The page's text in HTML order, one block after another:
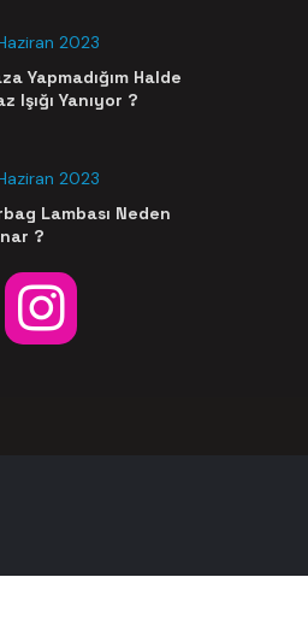
2023
Yapmadığım Halde
Işığı Yanıyor ?
2023
Lambası Neden
?